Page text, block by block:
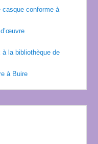
casque conforme à
à la bibliothèque de
à Buire